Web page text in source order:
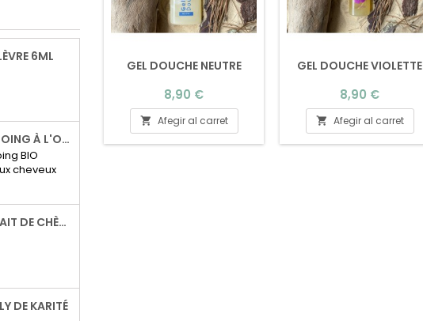
6ML
SHAMPOOING À L'ORTIE BIO
BIO
cheveux
gras Sans
dérivé
de ricin,
et citron.
SAVON LAIT DE CHÈVRE
DE KARITÉ
GEL DOUCHE NEUTRE
Preu
8,90 €
 Afegir al carret
GEL DOUCHE VIOLETTE
Preu
8,90 €
 Afegir al carret